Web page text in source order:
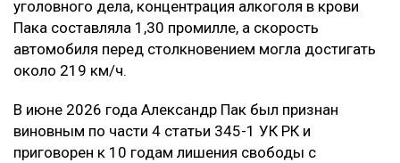
уголовного дела, концентрация алкоголя в крови
Пака составляла 1,30 промилле, а скорость
автомобиля перед столкновением могла достигать
около 219 км/ч.
В июне 2026 года Александр Пак был признан
виновным по части 4 статьи 345-1 УК РК и
приговорен к 10 годам лишения свободы с